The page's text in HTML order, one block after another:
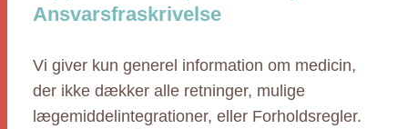
Ansvarsfraskrivelse
Vi giver kun generel information om medicin,
der ikke dækker alle retninger, mulige
lægemiddelintegrationer, eller Forholdsregler.